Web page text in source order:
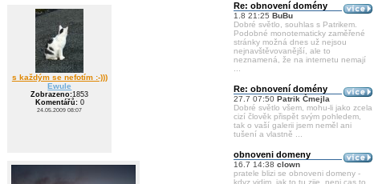
Re: obnovení domény
1.8 21:25 BuBu
Dobré světlo, souhlas s Patrikem.
Podobné monotematicky zaměřené
stránky možná dnes už nejsou
nejnavštěvovanější, ale to
neznamená, že na internetu nemají
Re: obnovení domény
27.7 07:50 Patrik Čmejla
Dobré světlo všem, mohu-li jako zcela
cizí člověk přispět svým pohledem,
tak o vaší galerii jsem neměl ani
tušení a vlastně ...
obnoveni domeny
16.7 14:38 clown
pratele blizi se obnoveni domeny -
kdyz vidim, jak to tu zije, neni cas to
s každým se nefotím :-)))
Ewule
Zobrazeno:1853
Komentářů:0
24.05.2009 08:07